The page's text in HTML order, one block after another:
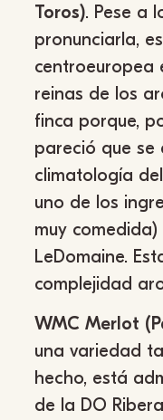
Toros). Pese a
pronunciarla,
centroeuropea
reinas de los
finca porque,
pareció que
climatología
uno de los
muy
LeDomaine.
complejidad
WMC Merlot
una variedad
hecho, está
de la DO